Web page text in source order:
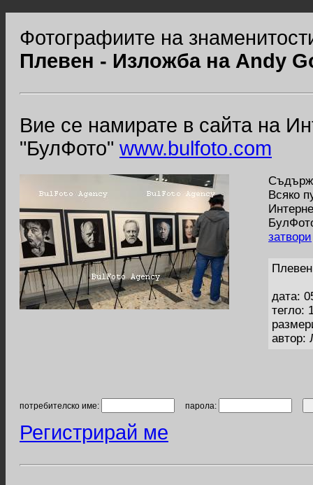
Фотографиите на
Плевен - Изложба на Andy
Вие се намирате в сайта на
"БулФото" www.bulfoto.com
Всяко
затвори
дата:
тегло:
автор:
потребителско име: парола:
Регистрирай ме